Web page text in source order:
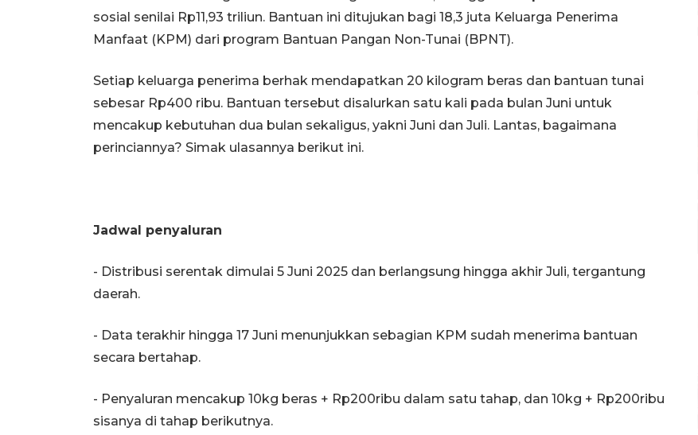
sosial senilai Rp11,93 triliun. Bantuan ini ditujukan bagi 18,3 juta Keluarga Penerima
Manfaat (KPM) dari program Bantuan Pangan Non-Tunai (BPNT).
Setiap keluarga penerima berhak mendapatkan 20 kilogram beras dan bantuan tunai
sebesar Rp400 ribu. Bantuan tersebut disalurkan satu kali pada bulan Juni untuk
mencakup kebutuhan dua bulan sekaligus, yakni Juni dan Juli. Lantas, bagaimana
perinciannya? Simak ulasannya berikut ini.
Jadwal penyaluran
- Distribusi serentak dimulai 5 Juni 2025 dan berlangsung hingga akhir Juli, tergantung
daerah.
- Data terakhir hingga 17 Juni menunjukkan sebagian KPM sudah menerima bantuan
secara bertahap.
- Penyaluran mencakup 10kg beras + Rp200ribu dalam satu tahap, dan 10kg + Rp200ribu
sisanya di tahap berikutnya.